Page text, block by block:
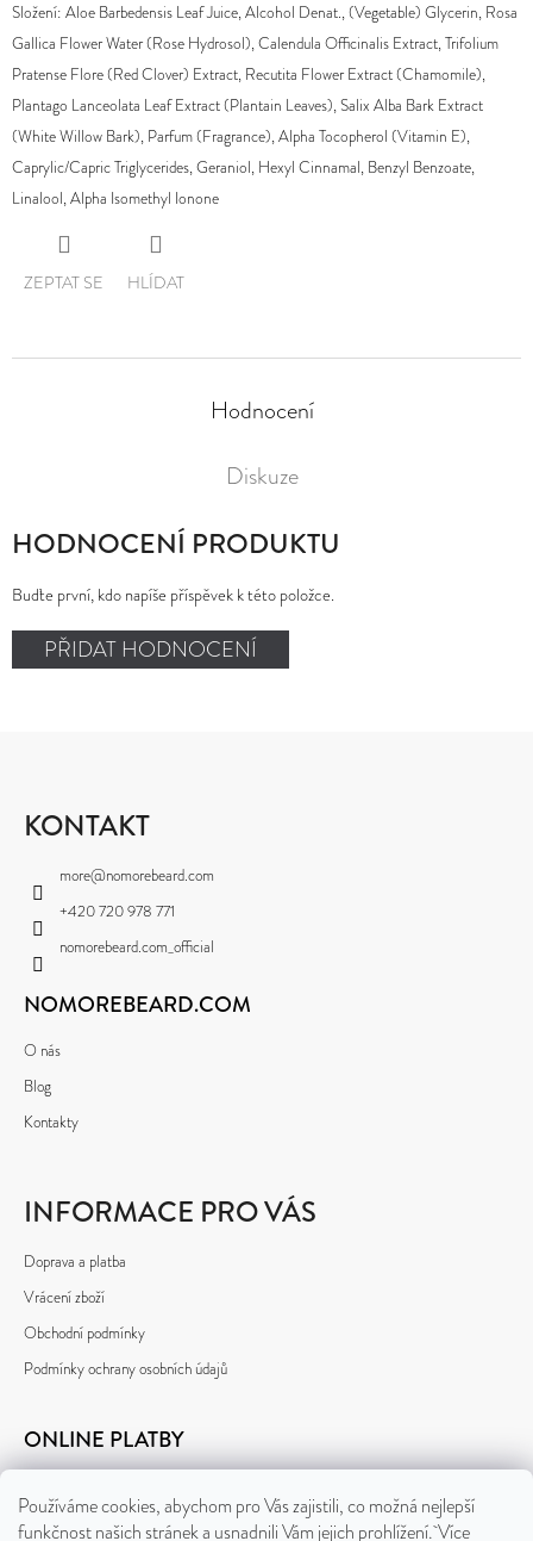
Používáme cookies, abychom pro Vás zajistili, co možná nejlepší
funkčnost našich stránek a usnadnili Vám jejich prohlížení. Více
Složení: Aloe Barbedensis Leaf Juice, Alcohol Denat., (Vegetable) Glycerin, Rosa
Gallica Flower Water (Rose Hydrosol), Calendula Officinalis Extract, Trifolium
Pratense Flore (Red Clover) Extract, Recutita Flower Extract (Chamomile),
Plantago Lanceolata Leaf Extract (Plantain Leaves), Salix Alba Bark Extract
(White Willow Bark), Parfum (Fragrance), Alpha Tocopherol (Vitamin E),
Caprylic/Capric Triglycerides, Geraniol, Hexyl Cinnamal, Benzyl Benzoate,
Linalool, Alpha Isomethyl Ionone
ZEPTAT SE HLÍDAT
Hodnocení
Diskuze
HODNOCENÍ PRODUKTU
Buďte první, kdo napíše příspěvek k této položce.
PŘIDAT HODNOCENÍ
KONTAKT
more@nomorebeard.com
+420 720 978 771
nomorebeard.com_official
NOMOREBEARD.COM
O nás
Blog
Kontakty
INFORMACE PRO VÁS
Doprava a platba
Vrácení zboží
Obchodní podmínky
Podmínky ochrany osobních údajů
ONLINE PLATBY